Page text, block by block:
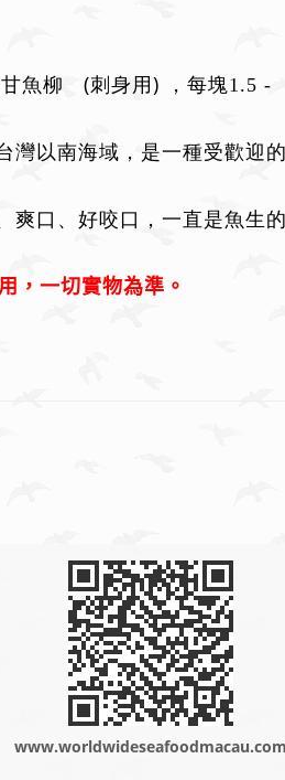
魚柳 (刺身用 ) ，每塊1.5
灣以南海域，是一種受歡迎
爽口、 好咬 口 ，一直是魚生
，一切實物為準。
www.worldwideseafoodmacau.com